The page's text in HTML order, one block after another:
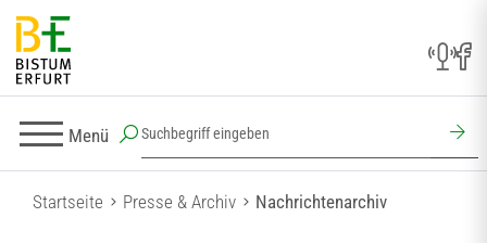
Menü
Startseite Presse & Archiv Nachrichtenarchiv